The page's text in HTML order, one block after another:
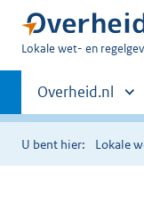
U
hier:
Lokale wet- en
Primaire
navigatie
Andere
sites
binnen
Overheid.nl
U bent hier: Lokale